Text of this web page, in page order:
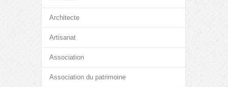
Architecte
Artisanat
Association
Association du patrimoine